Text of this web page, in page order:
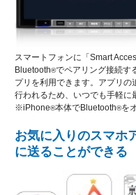
スマートフォンに「Smart
Bluetooth®でペアリング接続す
プリを利用できます。アプリ
行われるため、いつでも手軽に
※iPhone®本体でBluetooth®を
お気に入りのスマホ
に送ることができる